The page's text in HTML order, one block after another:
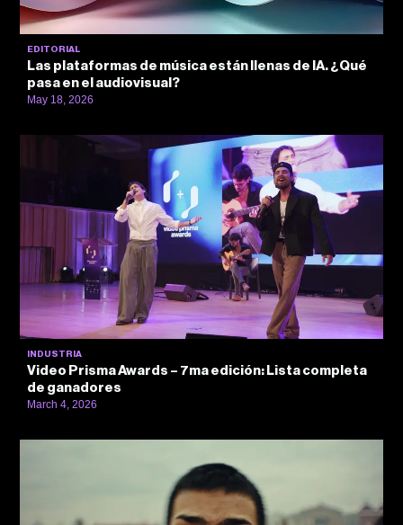
EDITORIAL
Las plataformas de música están llenas de IA. ¿Qué
pasa en el audiovisual?
May 18, 2026
INDUSTRIA
Video Prisma Awards – 7ma edición: Lista completa
de ganadores
March 4, 2026